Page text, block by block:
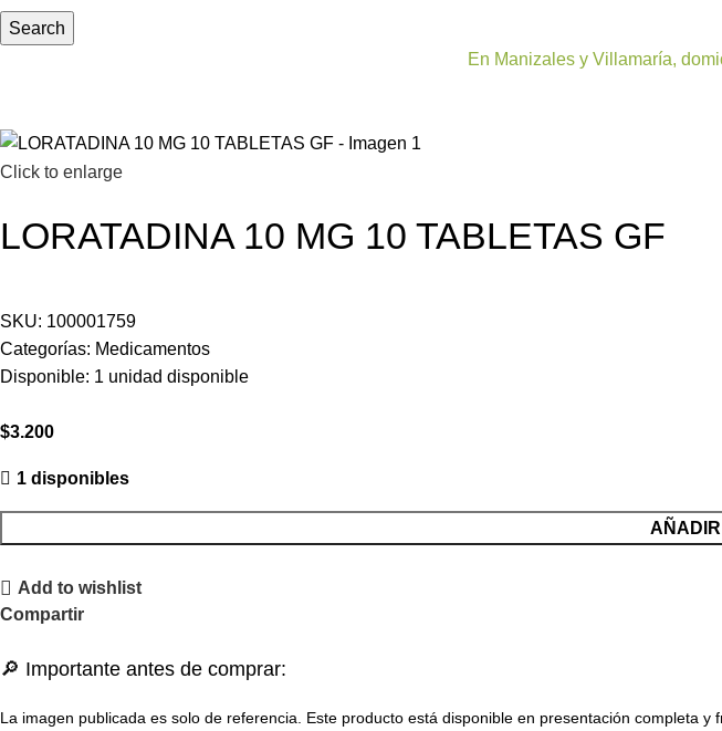
Search
En Manizales y Villamaría,
Click to enlarge
LORATADINA 10 MG 10 TABLETAS GF
SKU: 100001759
Categorías: Medicamentos
Disponible: 1 unidad disponible
$3.200
1 disponibles
Add to wishlist
Compartir
🔎 Importante antes de comprar:
La imagen publicada es solo de referencia. Este producto está disponible en presentación completa